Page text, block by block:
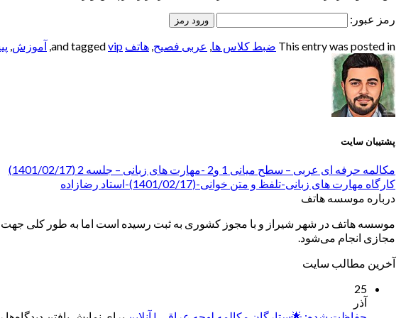
رمز عبور:
This entry was posted in ضبط کلاس ها, عربی فصیح, هاتف vip
, آموزش,
پشتیبان سایت
مکالمه حرفه ای عربی – سطح میانی 1 و2 -مهارت های زبانی – جلسه 2 (1401/02/17)
کارگاه مهارت های زبانی-تلفظ و متن خوانی-(1401/02/17)-استاد رضازاده
درباره موسسه هاتف
موسسه هاتف در شهر شیراز و با مجوز کشوری به ثبت رسیده است اما به طور کلی
مجازی انجام می‌شود.
آخرین مطالب سایت
25
آذر